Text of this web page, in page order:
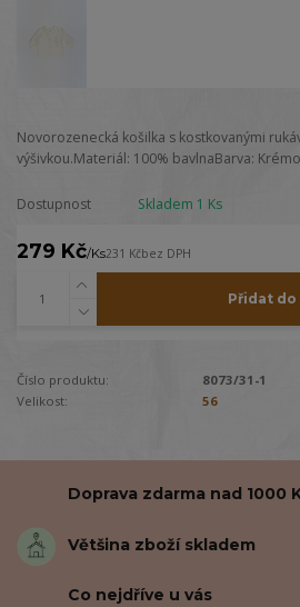
Novorozenecká košilka s kostkovanými
výšivkou.Materiál: 100% bavlnaBarva:
Dostupnost Skladem 1 Ks
279 Kč/Ks231 Kčbez DPH
Přidat do
Číslo produktu:
8073/31-1
Velikost:
56
Doprava zdarma nad 1000
Většina zboží skladem
Co nejdříve u vás